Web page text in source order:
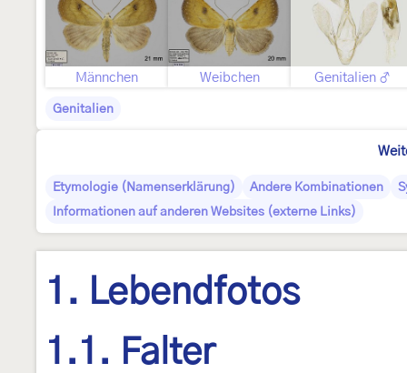
Männchen Weibchen Genitalien ♂
Genitalien
Etymologie (Namenserklärung) Andere Kombinationen
Informationen auf anderen Websites (externe Links)
1. Lebendfotos
1.1. Falter